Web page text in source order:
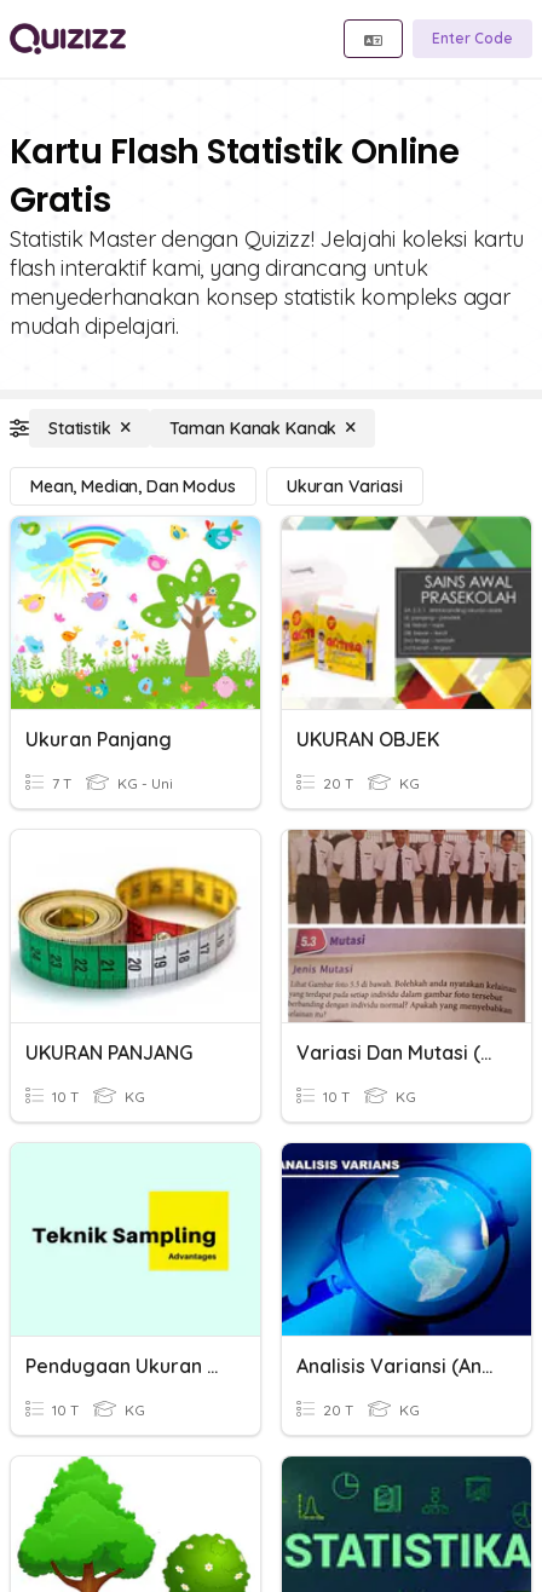
Enter Code
Kartu Flash Statistik Online
Gratis
Statistik Master dengan Quizizz! Jelajahi koleksi kartu
flash interaktif kami, yang dirancang untuk
menyederhanakan konsep statistik kompleks agar
mudah dipelajari.
Statistik Taman Kanak Kanak
Mean, Median, Dan Modus Ukuran Variasi
Ukuran Panjang
7 T KG - Uni
UKURAN OBJEK
20 T KG
UKURAN PANJANG
10 T KG
Variasi Dan Mutasi (BKP1)
10 T KG
Pendugaan Ukuran Populasi
10 T KG
Analisis Variansi (Anava)
20 T KG